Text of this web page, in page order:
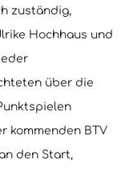
zuständig,
Hochhaus und
über die
kommenden BTV
den Start,